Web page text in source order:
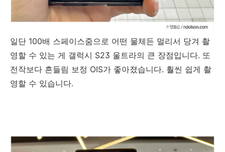
일단 100배 스페이스줌으로 어떤 물체든 멀리서 당겨 촬
영할 수 있는 게 갤럭시 S23 울트라의 큰 장점입니다. 또
전작보다 흔들림 보정 OIS가 좋아졌습니다. 훨씬 쉽게 촬
영할 수 있습니다.